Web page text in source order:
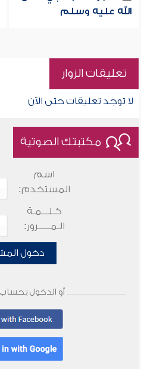
الله عليه وسلم
تعليقات الزوار
لا توجد تعليقات حتى الآن
مكتبتك الصوتية
اسم
المستخدم:
كـلـــمـة
الـمـــــرور:
دخول
أو الدخول بحساب